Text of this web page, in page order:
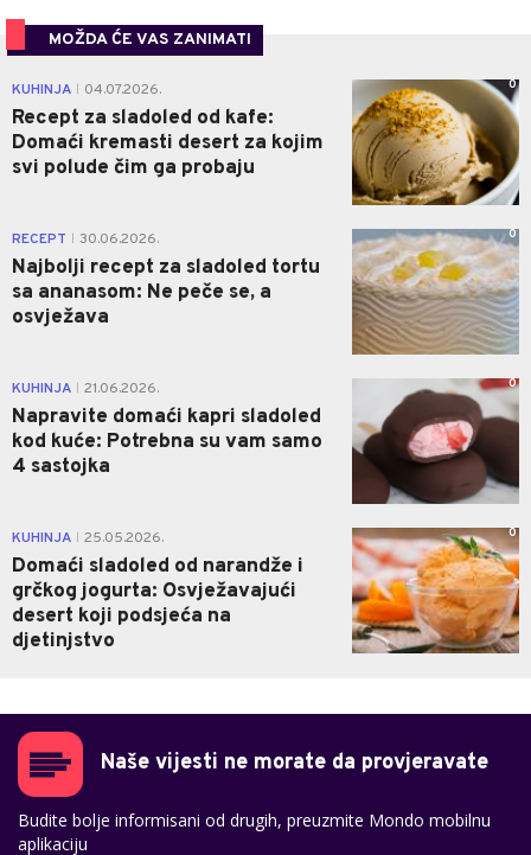
MOŽDA ĆE VAS ZANIMATI
KUHINJA 04.07.2026.
Recept za sladoled od kafe:
Domaći kremasti desert za kojim
svi polude čim ga probaju
0
RECEPT 30.06.2026.
Najbolji recept za sladoled tortu
sa ananasom: Ne peče se, a
osvježava
0
KUHINJA 21.06.2026.
Napravite domaći kapri sladoled
kod kuće: Potrebna su vam samo
4 sastojka
0
KUHINJA 25.05.2026.
Domaći sladoled od narandže i
grčkog jogurta: Osvježavajući
desert koji podsjeća na
djetinjstvo
0
Naše vijesti ne morate da provjeravate
Budite bolje informisani od drugih, preuzmite Mondo mobilnu
aplikaciju